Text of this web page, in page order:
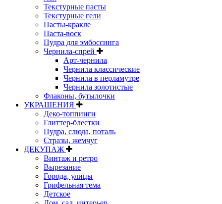
Текстурные пасты
Текстурные гели
Пасты-кракле
Паста-воск
Пудра для эмбоссинга
Чернила-спрей
Арт-чернила
Чернила классические
Чернила в перламутре
Чернила золотистые
Флаконы, бутылочки
УКРАШЕНИЯ
Деко-топпинги
Глиттер-блестки
Пудра, слюда, поталь
Стразы, жемчуг
ДЕКУПАЖ
Винтаж и ретро
Вырезание
Города, улицы
Грифельная тема
Детское